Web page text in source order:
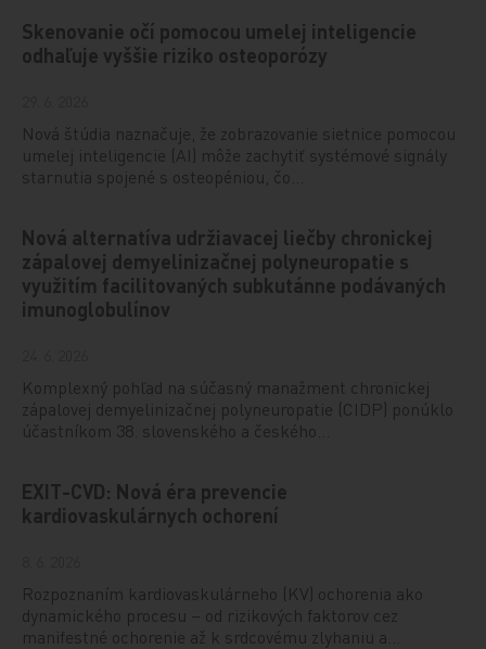
Skenovanie očí pomocou umelej inteligencie
odhaľuje vyššie riziko osteoporózy
Nová štúdia naznačuje, že zobrazovanie sietnice pomocou
umelej inteligencie (AI) môže zachytiť systémové signály
starnutia spojené s osteopéniou, čo…
Nová alternatíva udržiavacej liečby chronickej
zápalovej demyelinizačnej polyneuropatie s
využitím facilitovaných subkutánne podávaných
imunoglobulínov
Komplexný pohľad na súčasný manažment chronickej
zápalovej demyelinizačnej polyneuropatie (CIDP) ponúklo
účastníkom 38. slovenského a českého…
EXIT-CVD: Nová éra prevencie
kardiovaskulárnych ochorení
Rozpoznaním kardiovaskulárneho (KV) ochorenia ako
dynamického procesu – od rizikových faktorov cez
manifestné ochorenie až k srdcovému zlyhaniu a…